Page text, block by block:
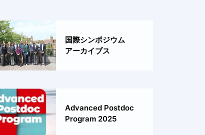
国際シンポジウム
アーカイブス
Advanced Postdoc
Program 2025